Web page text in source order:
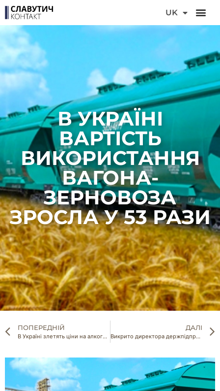
UK
FR
В УКРАЇНІ
ВАРТІСТЬ
ВИКОРИСТАННЯ
ВАГОНА-
ЗЕРНОВОЗА
ЗРОСЛА У 53 РАЗИ
ПОПЕРЕДНІЙ
В Україні злетять ціни на алкоголь
ДАЛІ
Викрито директора держпідприємства НААН за вимагання 50 тис дол від землевласника